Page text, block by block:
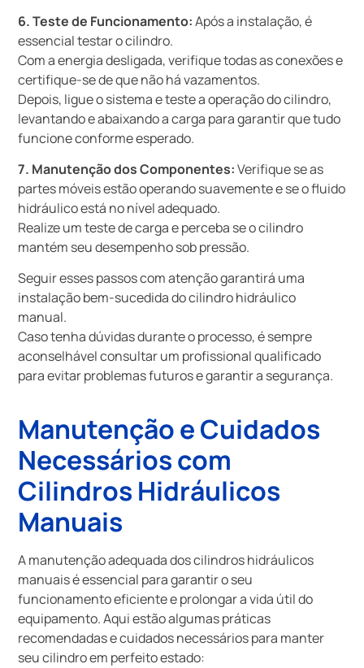
6. Teste de Funcionamento:Após a instalação, é
essencial testar o cilindro.
Com a energia desligada, verifique todas as conexões e
certifique-se de que não há vazamentos.
Depois, ligue o sistema e teste a operação do cilindro,
levantando e abaixando a carga para garantir que tudo
funcione conforme esperado.
7. Manutenção dos Componentes:Verifique se as
partes móveis estão operando suavemente e se o fluido
hidráulico está no nível adequado.
Realize um teste de carga e perceba se o cilindro
mantém seu desempenho sob pressão.
Seguir esses passos com atenção garantirá uma
instalação bem-sucedida do cilindro hidráulico
manual.
Caso tenha dúvidas durante o processo, é sempre
aconselhável consultar um profissional qualificado
para evitar problemas futuros e garantir a segurança.
Manutenção e Cuidados
Necessários com
Cilindros Hidráulicos
Manuais
A manutenção adequada dos cilindros hidráulicos
manuais é essencial para garantir o seu
funcionamento eficiente e prolongar a vida útil do
equipamento. Aqui estão algumas práticas
recomendadas e cuidados necessários para manter
seu cilindro em perfeito estado: